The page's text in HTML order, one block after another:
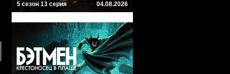
5 сезон 13 серия 04.08.2026